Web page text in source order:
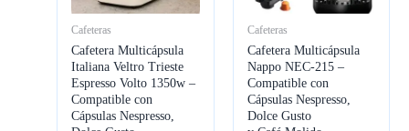
Cafeteras
Cafetera Multicápsula
Italiana Veltro Trieste
Espresso Volto 1350w –
Compatible con
Cápsulas Nespresso,
Cafeteras
Cafetera Multicápsula
Nappo NEC-215 –
Compatible con
Cápsulas Nespresso,
Dolce Gusto